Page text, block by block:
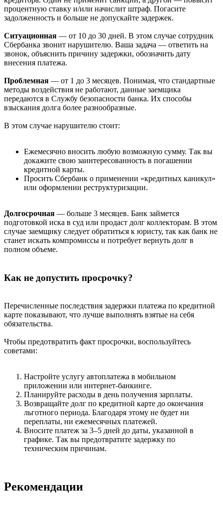
процентную ставку и/или начислит штраф. Погасите
задолженность и больше не допускайте задержек.
Ситуационная — от 10 до 30 дней. В этом случае сотрудник
Сбербанка звонит нарушителю. Ваша задача — ответить на
звонок, объяснить причину задержки, обозначить дату
внесения платежа.
Проблемная — от 1 до 3 месяцев. Понимая, что стандартные
методы воздействия не работают, данные заемщика
передаются в Службу безопасности банка. Их способы
взыскания долга более разнообразные.
В этом случае нарушителю стоит:
Ежемесячно вносить любую возможную сумму. Так вы
докажите свою заинтересованность в погашении
кредитной карты.
Просить Сбербанк о применении «кредитных каникул»
или оформлении реструктуризации.
Долгосрочная — больше 3 месяцев. Банк займется
подготовкой иска в суд или продаст долг коллекторам. В этом
случае заемщику следует обратиться к юристу, так как банк не
станет искать компромиссы и потребует вернуть долг в
полном объеме.
Как не допустить просрочку?
Перечисленные последствия задержки платежа по кредитной
карте показывают, что лучше выполнять взятые на себя
обязательства.
Чтобы предотвратить факт просрочки, воспользуйтесь
советами:
Настройте услугу автоплатежа в мобильном
приложении или интернет-банкинге.
Планируйте расходы в день получения зарплаты.
Возвращайте долг по кредитной карте до окончания
льготного периода. Благодаря этому не будет ни
переплаты, ни ежемесячных платежей.
Вносите платеж за 3–5 дней до даты, указанной в
графике. Так вы предотвратите задержку по
техническим причинам.
Рекомендации